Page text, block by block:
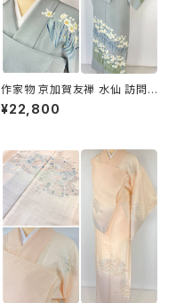
作家物 京加賀友禅 水仙 訪問着
正絹 袷 浅葱鼠 青緑 グレー 白
1157
¥22,800